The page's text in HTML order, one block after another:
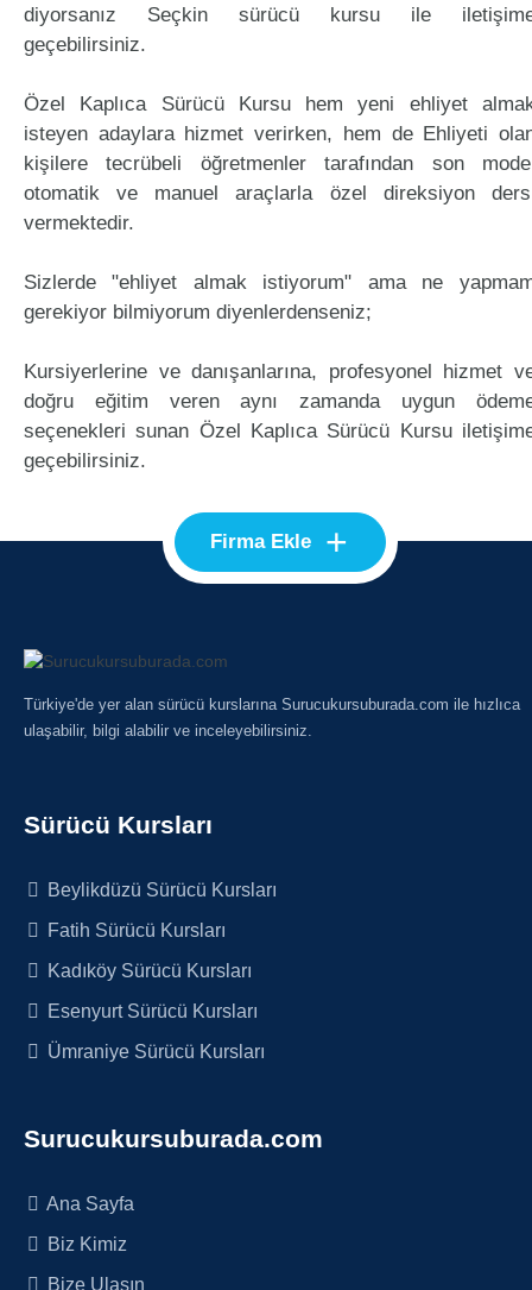
diyorsanız Seçkin sürücü kursu ile
geçebilirsiniz.
Özel Kaplıca Sürücü Kursu hem yeni ehliyet
isteyen adaylara hizmet verirken, hem de Ehliyeti
kişilere tecrübeli öğretmenler tarafından son
otomatik ve manuel araçlarla özel direksiyon
vermektedir.
Sizlerde "ehliyet almak istiyorum" ama ne
gerekiyor bilmiyorum diyenlerdenseniz;
Kursiyerlerine ve danışanlarına, profesyonel hizmet
doğru eğitim veren aynı zamanda uygun
seçenekleri sunan Özel Kaplıca Sürücü Kursu
geçebilirsiniz.
Firma Ekle +
Türkiye'de yer alan sürücü kurslarına Surucukursuburada.com ile hızlıca
ulaşabilir, bilgi alabilir ve inceleyebilirsiniz.
Sürücü Kursları
Beylikdüzü Sürücü Kursları
Fatih Sürücü Kursları
Kadıköy Sürücü Kursları
Esenyurt Sürücü Kursları
Ümraniye Sürücü Kursları
Surucukursuburada.com
Ana Sayfa
Biz Kimiz
Bize Ulaşın